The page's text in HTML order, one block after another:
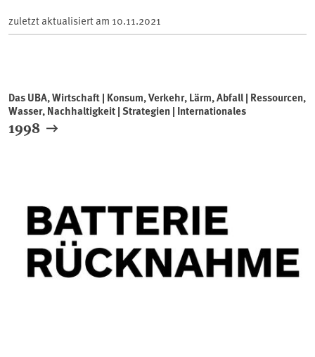
zuletzt aktualisiert am 10.11.2021
Das UBA, Wirtschaft | Konsum, Verkehr, Lärm, Abfall | Ressourcen,
Wasser, Nachhaltigkeit | Strategien | Internationales
1998